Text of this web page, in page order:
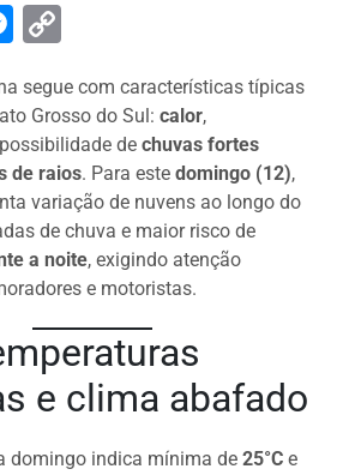
M
s
s
e
n
g
er
p
y
Li
n
k
segue com características típicas
Grosso do Sul:calor,
dechuvas fortes
de raios. Para estedomingo (12),
variação de nuvens ao longo do
de chuva e maior risco de
a noite, exigindo atenção
e motoristas.
e clima abafado
domingo indica mínima de25°C e